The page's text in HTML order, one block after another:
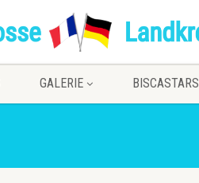
GALERIE BISCASTARS